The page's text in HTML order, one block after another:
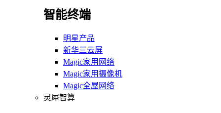
智能终端
明星产品
新华三云屏
Magic家用网络
Magic家用摄像机
Magic全屋网络
灵犀智算